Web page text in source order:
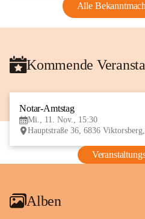
Alle
Kommende
Notar-Amtstag
Mi., 11. Nov., 15:30
Hauptstraße 36, 6836
Alben